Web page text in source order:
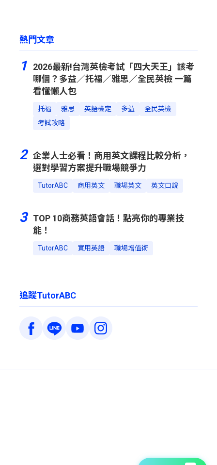
熱門文章
1
2026最新!台灣英檢考試「四大天王」該考
哪個？多益／托福／雅思／全民英檢 一篇
看懂懶人包
托福 雅思 英語檢定 多益
全民英檢
考試攻略
2 企業人士必看！商用英文課程比較分析，
選對學習方案提升職場競爭力
TutorABC 商用英文 職場英文 英文口說
3
TOP 10商務英語會話！點亮你的專業技
能！
TutorABC 實用英語 職場增值術
追蹤TutorABC